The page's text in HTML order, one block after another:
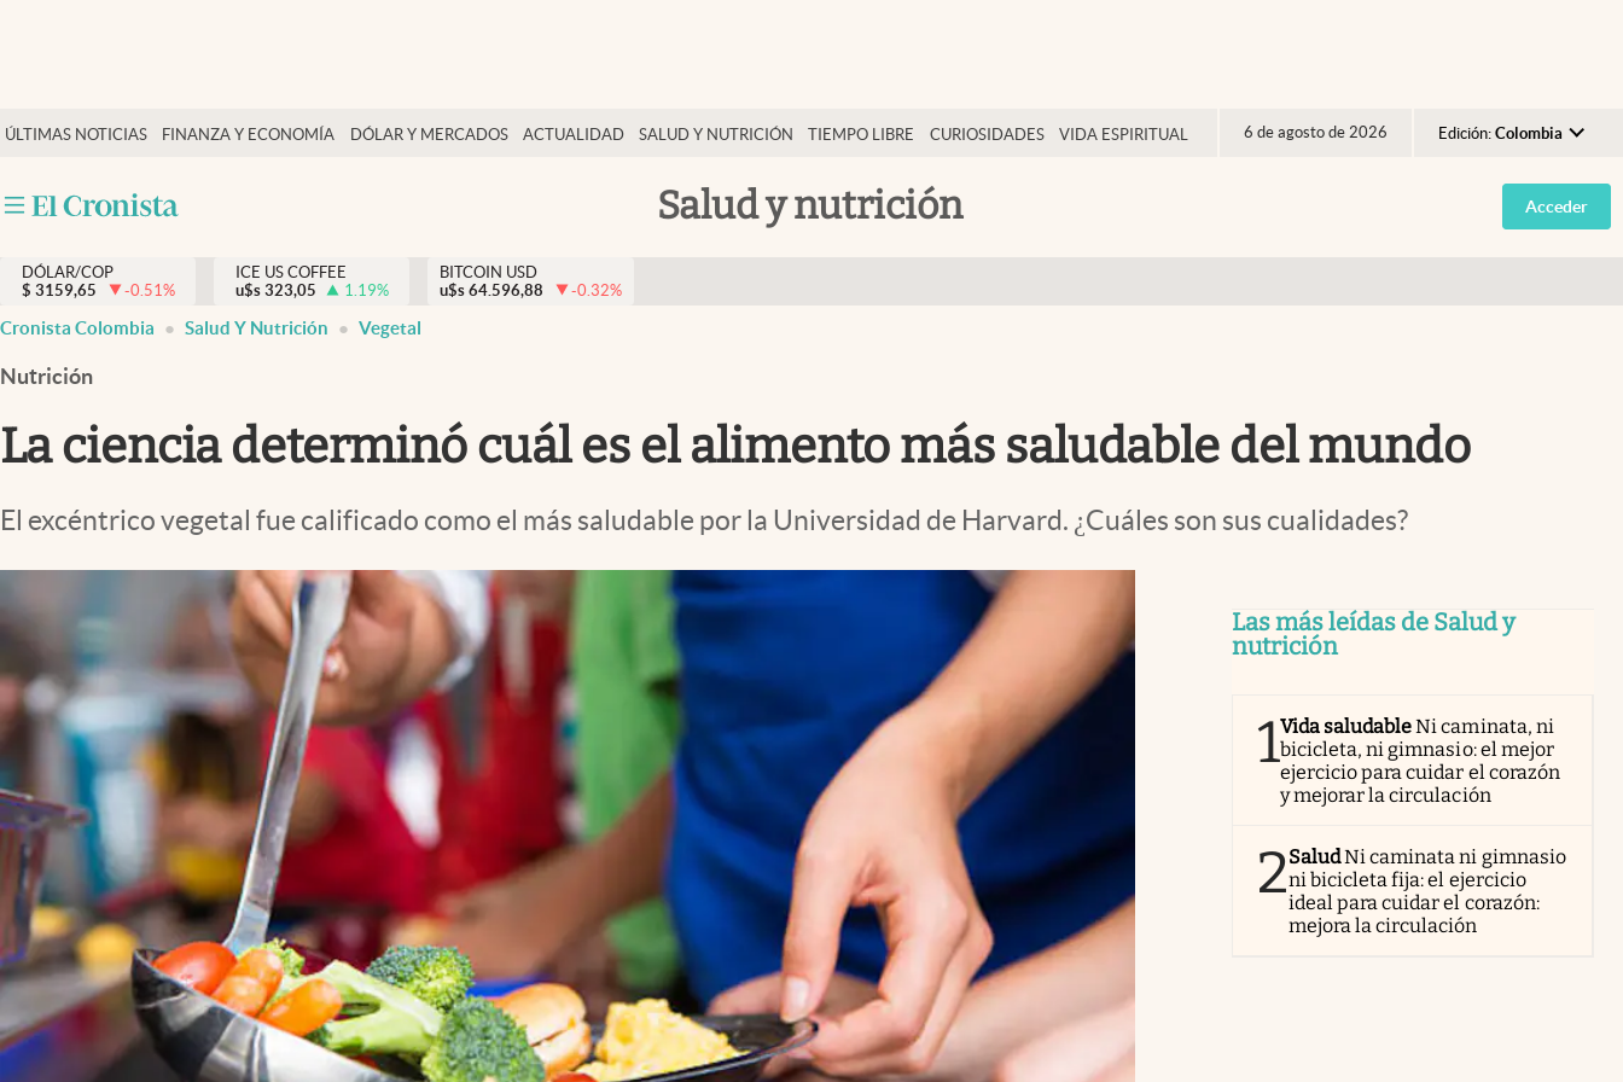
ÚLTIMAS NOTICIAS FINANZA Y ECONOMÍA DÓLAR Y MERCADOS ACTUALIDAD SALUD Y NUTRICIÓN TIEMPO LIBRE CURIOSIDADES VIDA ESPIRITUAL 6 de agosto de 2026 Edición: Colombia
Argentina
España
Salud y nutrición
Salud y nutrición
Tiempo libre
Dólar y mercados
Curiosidades
Acceder
DÓLAR/COP
$ 3159,65 -0.51%
ICE US COFFEE
u$s 323,05 1.19%
BITCOIN USD
u$s 64.596,88 -0.32%
Cronista Colombia Salud Y Nutrición Vegetal
Nutrición
La ciencia determinó cuál es el alimento más saludable del mundo
El excéntrico vegetal fue calificado como el más saludable por la Universidad de Harvard. ¿Cuáles son sus cualidades?
Las más leídas de Salud y
nutrición
1Vida saludableNi caminata, ni
bicicleta, ni gimnasio: el mejor
ejercicio para cuidar el corazón
y mejorar la circulación
2SaludNi caminata ni gimnasio
ni bicicleta fija: el ejercicio
ideal para cuidar el corazón:
mejora la circulación